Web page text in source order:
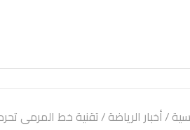
بالتوقيع
/أخبار الرياضة/تقنية خط المرمى